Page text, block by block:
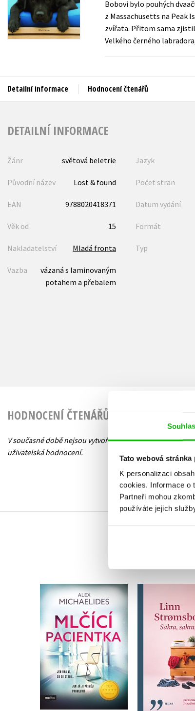
Souhlas
Tato webová
K personalizaci
cookies. Informace o
Partneři mohou
používáte jejich
Auto - moto
Beletrie pro děti
Beletrie pro dospělé
Jazyky
Kalendáře
Bobovi bylo pouhých
z Massachusetts na Peak
zvířata. Přitom sama
Velkého černého
Detailní informace Hodnocení čtenářů
DETAILNÍ INFORMACE
Žánr světová beletrie Jazyk
Původní název Lost & found Počet stran
EAN 9788020418371 Datum vydání
Věk od 15 Formát
Nakladatelství Mladá fronta Typ
Vazba
vázaná s laminovaným
potahem a přebalem
HODNOCENÍ ČTENÁŘŮ
V současné době nejsou vytvořena žádná
uživatelská hodnocení.
Mlčící pacientka
Alex Michaelides
Do košíku
399 Kč
319 Kč
Sakra,
Linn
Do košíku
319 Kč